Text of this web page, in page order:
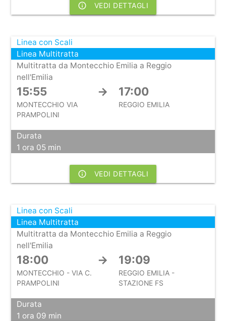
info_outline VEDI DETTAGLI
Linea con Scali
Linea Multitratta
Multitratta da Montecchio Emilia a Reggio
nell'Emilia
15:55 → 17:00
MONTECCHIO VIA
PRAMPOLINI
REGGIO EMILIA
Durata
1 ora 05 min
info_outline VEDI DETTAGLI
Linea con Scali
Linea Multitratta
Multitratta da Montecchio Emilia a Reggio
nell'Emilia
18:00 → 19:09
MONTECCHIO - VIA C.
PRAMPOLINI
REGGIO EMILIA -
STAZIONE FS
Durata
1 ora 09 min